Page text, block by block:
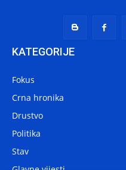
KATEGORIJE
Fokus
Crna hronika
Drustvo
Politika
Stav